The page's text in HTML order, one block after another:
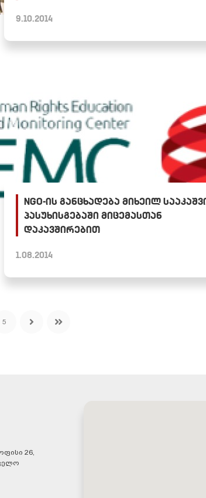
9.10.2014
NGO-ის განცხადება მიხეილ
პასუხისგებაში მიცემასთან
დაკავშირებით
1.08.2014
5
26,